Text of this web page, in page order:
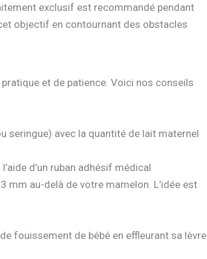
exclusif est recommandé pendant
objectif en contournant des obstacles
et de patience. Voici nos conseils
seringue) avec la quantité de lait maternel
d’un ruban adhésif médical
mm au-delà de votre mamelon. L’idée est
fouissement de bébé en effleurant sa lèvre